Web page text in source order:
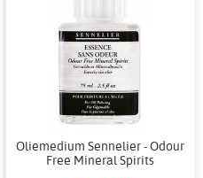
Oliemedium Sennelier - Odour
Free Mineral Spirits